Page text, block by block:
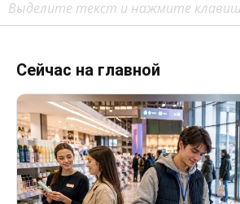
Выделите текст и нажмите
Сейчас на главной